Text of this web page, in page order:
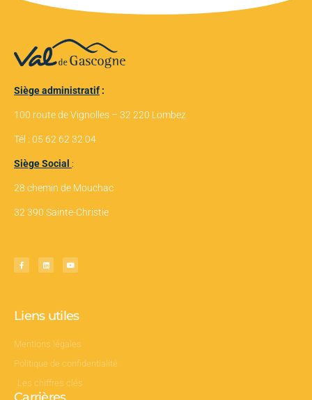
Siège administratif :
100 route de Vignolles – 32 220 Lombez
Tél : 05 62 62 32 04
Siège Social :
28 chemin de Mouchac
32 390 Sainte-Christie
Liens utiles
Mentions légales
Politique de confidentialité
Les chiffres clés